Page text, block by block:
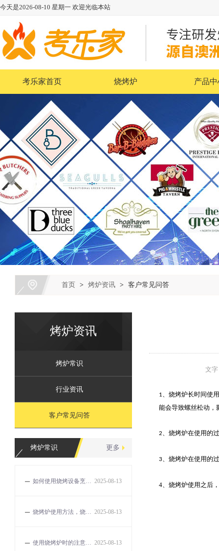
今天是2026-08-10 星期一 欢迎光临本站
考乐家首页 烧烤炉 产品中
首页 > 烤炉资讯 > 客户常见问答
烤炉资讯
烤炉常识
行业资讯
客户常见问答
更多
烤炉常识
2025-08-13
如何使用烧烤设备烹饪出美味的食物？
2025-08-13
烧烤炉使用方法，烧烤的误区和解决方法有哪些？
2025-08-13
使用烧烤炉时的注意事项有哪些？
文字
1、烧烤炉长时间使
能会导致螺丝松动，
2、烧烤炉在使用的
3、烧烤炉在使用的
4、烧烤炉使用之后